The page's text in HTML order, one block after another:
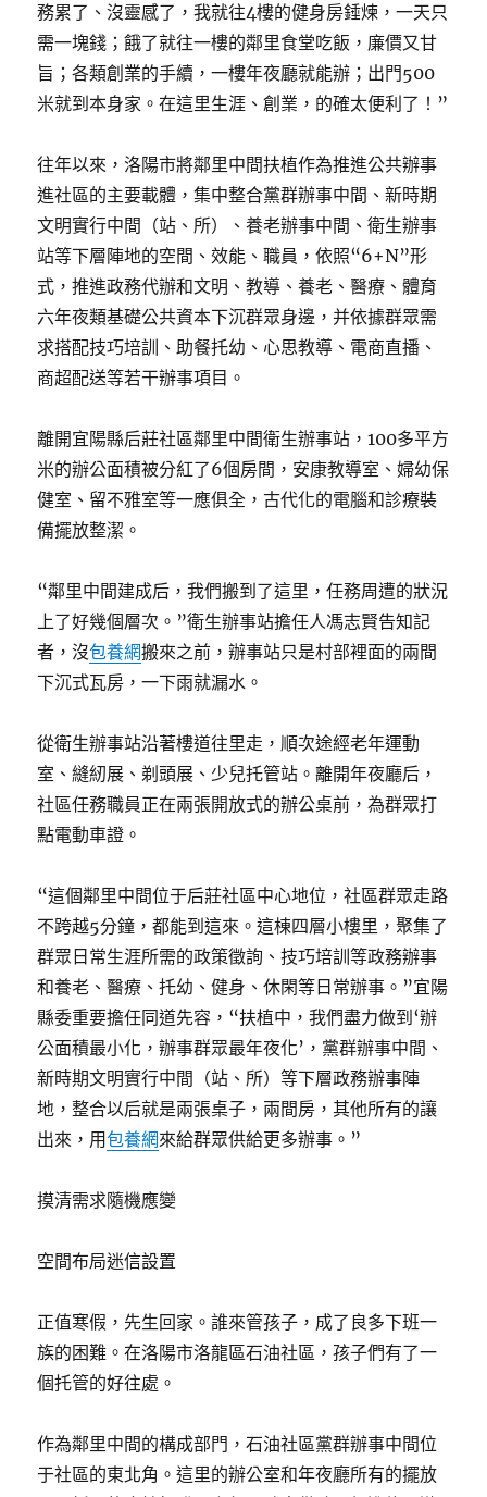
務累了、沒靈感了，我就往4樓的健身房錘煉，一天只
需一塊錢；餓了就往一樓的鄰里食堂吃飯，廉價又甘
旨；各類創業的手續，一樓年夜廳就能辦；出門500
米就到本身家。在這里生涯、創業，的確太便利了！”
往年以來，洛陽市將鄰里中間扶植作為推進公共辦事
進社區的主要載體，集中整合黨群辦事中間、新時期
文明實行中間（站、所）、養老辦事中間、衛生辦事
站等下層陣地的空間、效能、職員，依照“6+N”形
式，推進政務代辦和文明、教導、養老、醫療、體育
六年夜類基礎公共資本下沉群眾身邊，并依據群眾需
求搭配技巧培訓、助餐托幼、心思教導、電商直播、
商超配送等若干辦事項目。
離開宜陽縣后莊社區鄰里中間衛生辦事站，100多平方
米的辦公面積被分紅了6個房間，安康教導室、婦幼保
健室、留不雅室等一應俱全，古代化的電腦和診療裝
備擺放整潔。
“鄰里中間建成后，我們搬到了這里，任務周遭的狀況
上了好幾個層次。”衛生辦事站擔任人馮志賢告知記
者，沒包養網搬來之前，辦事站只是村部裡面的兩間
下沉式瓦房，一下雨就漏水。
從衛生辦事站沿著樓道往里走，順次途經老年運動
室、縫紉展、剃頭展、少兒托管站。離開年夜廳后，
社區任務職員正在兩張開放式的辦公桌前，為群眾打
點電動車證。
“這個鄰里中間位于后莊社區中心地位，社區群眾走路
不跨越5分鐘，都能到這來。這棟四層小樓里，聚集了
群眾日常生涯所需的政策徵詢、技巧培訓等政務辦事
和養老、醫療、托幼、健身、休閑等日常辦事。”宜陽
縣委重要擔任同道先容，“扶植中，我們盡力做到‘辦
公面積最小化，辦事群眾最年夜化’，黨群辦事中間、
新時期文明實行中間（站、所）等下層政務辦事陣
地，整合以后就是兩張桌子，兩間房，其他所有的讓
出來，用包養網來給群眾供給更多辦事。”
摸清需求隨機應變
空間布局迷信設置
正值寒假，先生回家。誰來管孩子，成了良多下班一
族的困難。在洛陽市洛龍區石油社區，孩子們有了一
個托管的好往處。
作為鄰里中間的構成部門，石油社區黨群辦事中間位
于社區的東北角。這里的辦公室和年夜廳所有的擺放